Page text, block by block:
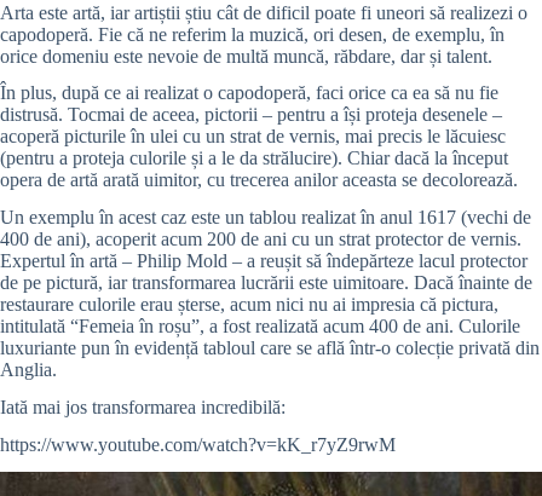
Arta este artă, iar artiștii știu cât de dificil poate fi uneori să realizezi o
capodoperă. Fie că ne referim la muzică, ori desen, de exemplu, în
orice domeniu este nevoie de multă muncă, răbdare, dar și talent.
În plus, după ce ai realizat o capodoperă, faci orice ca ea să nu fie
distrusă. Tocmai de aceea, pictorii – pentru a își proteja desenele –
acoperă picturile în ulei cu un strat de vernis, mai precis le lăcuiesc
(pentru a proteja culorile și a le da strălucire). Chiar dacă la început
opera de artă arată uimitor, cu trecerea anilor aceasta se decolorează.
Un exemplu în acest caz este un tablou realizat în anul 1617 (vechi de
400 de ani), acoperit acum 200 de ani cu un strat protector de vernis.
Expertul în artă – Philip Mold – a reușit să îndepărteze lacul protector
de pe pictură, iar transformarea lucrării este uimitoare. Dacă înainte de
restaurare culorile erau șterse, acum nici nu ai impresia că pictura,
intitulată “Femeia în roșu”, a fost realizată acum 400 de ani. Culorile
luxuriante pun în evidență tabloul care se află într-o colecție privată din
Anglia.
Iată mai jos transformarea incredibilă:
https://www.youtube.com/watch?v=kK_r7yZ9rwM